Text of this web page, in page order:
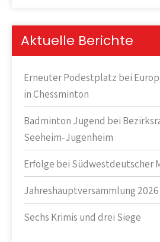
Aktuelle Berichte
Erneuter Podestplatz bei
in Chessminton
Badminton Jugend bei
Seeheim-Jugenheim
Erfolge bei Südwestdeutscher
Jahreshauptversammlung 2026
Sechs Krimis und drei Siege